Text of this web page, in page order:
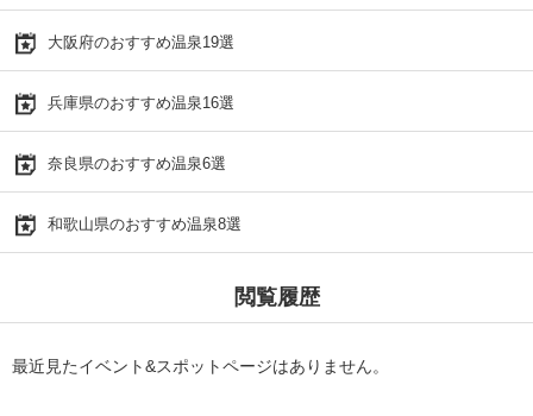
大阪府のおすすめ温泉19選
兵庫県のおすすめ温泉16選
奈良県のおすすめ温泉6選
和歌山県のおすすめ温泉8選
閲覧履歴
最近見たイベント&スポットページはありません。